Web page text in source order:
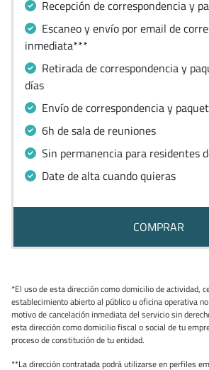
Recepción de correspondencia y
Escaneo y envío por email de
inmediata***
Retirada de correspondencia y
días
Envío de correspondencia y
6h de sala de reuniones
Sin permanencia para residentes
Date de alta cuando quieras
COMPRAR
*El uso de esta dirección como domicilio de actividad,
establecimiento abierto al público u oficina operativa
motivo de cancelación inmediata del servicio sin
esta dirección como domicilio fiscal o social de tu
proceso de constitución de tu entidad.
**La dirección contratada podrá utilizarse en perfiles